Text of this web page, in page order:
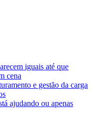
iguais até que
cena
e gestão da carga
ajudando ou apenas